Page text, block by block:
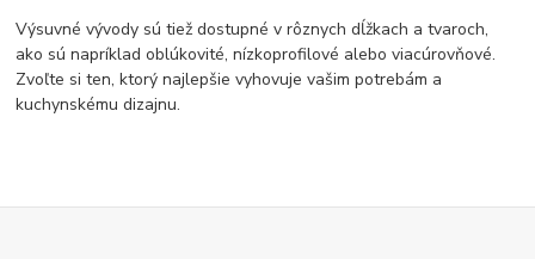
Výsuvné vývody sú tiež dostupné v rôznych dĺžkach a tvaroch,
ako sú napríklad oblúkovité, nízkoprofilové alebo viacúrovňové.
Zvoľte si ten, ktorý najlepšie vyhovuje vašim potrebám a
kuchynskému dizajnu.